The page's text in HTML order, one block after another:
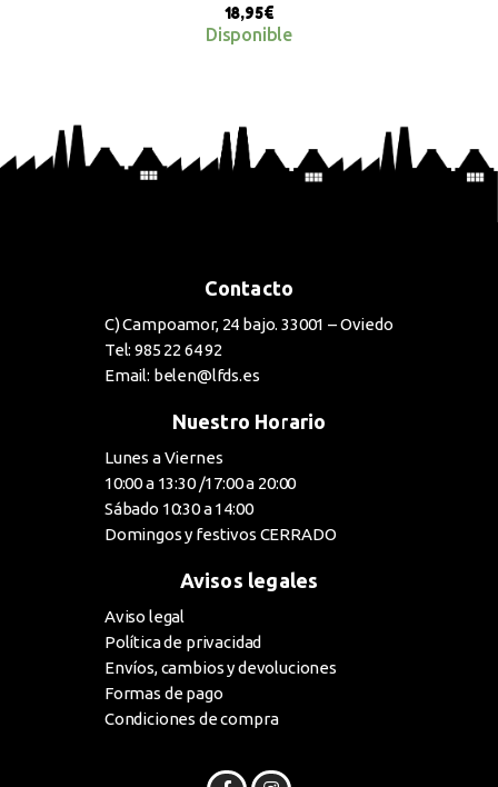
18,95€
Disponible
Contacto
C) Campoamor, 24 bajo. 33001 – Oviedo
Tel: 985 22 64 92
Email: belen@lfds.es
Nuestro Horario
Lunes a Viernes
10:00 a 13:30 /17:00 a 20:00
Sábado 10:30 a 14:00
Domingos y festivos CERRADO
Avisos legales
Aviso legal
Política de privacidad
Envíos, cambios y devoluciones
Formas de pago
Condiciones de compra